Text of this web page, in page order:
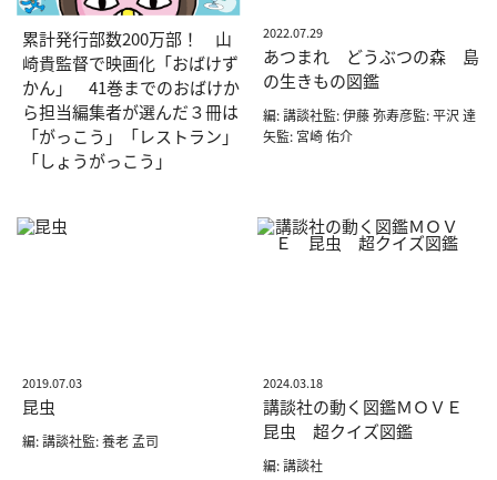
累計発行部数200万部！ 山
崎貴監督で映画化「おばけず
かん」 41巻までのおばけか
ら担当編集者が選んだ３冊は
「がっこう」「レストラン」
「しょうがっこう」
2022.07.29
あつまれ どうぶつの森 島
の生きもの図鑑
編: 講談社監: 伊藤 弥寿彦監: 平沢 達
矢監: 宮崎 佑介
2019.07.03
昆虫
編: 講談社監: 養老 孟司
2024.03.18
講談社の動く図鑑ＭＯＶＥ
昆虫 超クイズ図鑑
編: 講談社